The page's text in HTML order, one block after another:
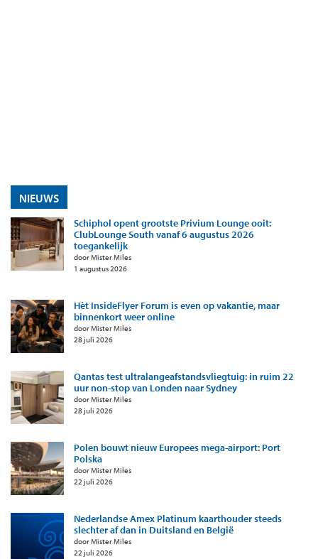
NIEUWS
Schiphol opent grootste Privium Lounge ooit:
ClubLounge South vanaf 6 augustus 2026
toegankelijk
door Mister Miles
1 augustus 2026
Hèt InsideFlyer Forum is even op vakantie, maar
binnenkort weer online
door Mister Miles
28 juli 2026
Qantas test ultralangeafstandsvliegtuig: in ruim 22
uur non-stop van Londen naar Sydney
door Mister Miles
28 juli 2026
Polen bouwt nieuw Europees mega-airport: Port
Polska
door Mister Miles
22 juli 2026
Nederlandse Amex Platinum kaarthouder steeds
slechter af dan in Duitsland en België
door Mister Miles
22 juli 2026